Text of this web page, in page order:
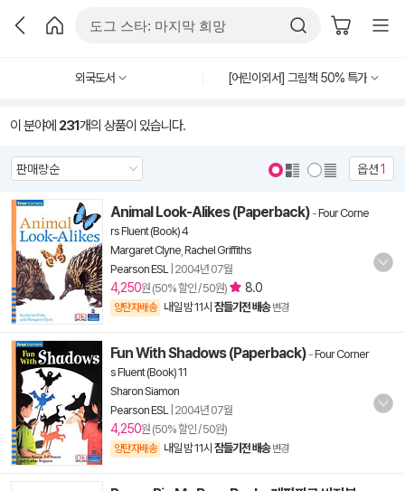
외국도서 [어린이외서] 그림책 50% 특가
이 분야에 231개의 상품이 있습니다.
옵션1
Animal Look-Alikes (Paperback) -Four Corne
rs Fluent (Book) 4
Margaret Clyne Rachel Griffiths
Pearson ESL| 2004년 07월
4,250원 (50% 할인 / 50원) 8.0
양탄자배송 내일 밤 11시 잠들기전 배송 변경
Fun With Shadows (Paperback) -Four Corner
s Fluent (Book) 11
Sharon Siamon
Pearson ESL| 2004년 07월
4,250원 (50% 할인 / 50원)
양탄자배송 내일 밤 11시 잠들기전 배송 변경